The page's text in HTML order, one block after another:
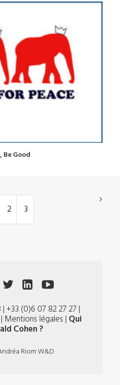
Be Good
2 3
+33 (0)6 07 82 27 27 |
Mentions légales| Qui
Cohen ?
Riom W&D